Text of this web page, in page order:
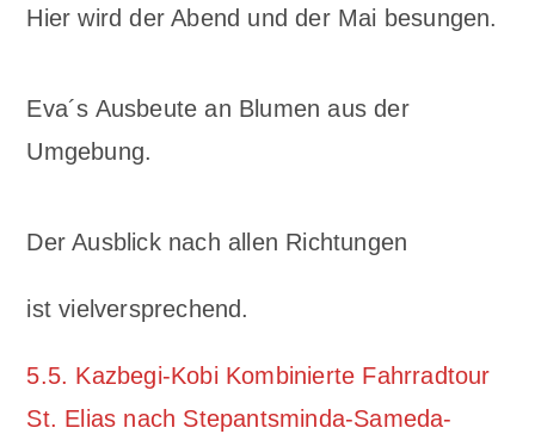
Hier wird der Abend und der Mai besungen.
Eva´s Ausbeute an Blumen aus der
Umgebung.
Der Ausblick nach allen Richtungen
ist vielversprechend.
5.5. Kazbegi-Kobi Kombinierte Fahrradtour
St. Elias nach Stepantsminda-Sameda-